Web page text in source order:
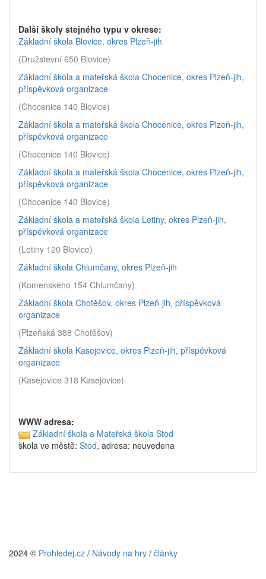
Další školy stejného typu v okrese:
Základní škola Blovice, okres Plzeň-jih
(Družstevní 650 Blovice)
Základní škola a mateřská škola Chocenice, okres Plzeň-jih,
příspěvková organizace
(Chocenice 140 Blovice)
Základní škola a mateřská škola Chocenice, okres Plzeň-jih,
příspěvková organizace
(Chocenice 140 Blovice)
Základní škola a mateřská škola Chocenice, okres Plzeň-jih,
příspěvková organizace
(Chocenice 140 Blovice)
Základní škola a mateřská škola Letiny, okres Plzeň-jih,
příspěvková organizace
(Letiny 120 Blovice)
Základní škola Chlumčany, okres Plzeň-jih
(Komenského 154 Chlumčany)
Základní škola Chotěšov, okres Plzeň-jih, příspěvková
organizace
(Plzeňská 388 Chotěšov)
Základní škola Kasejovice, okres Plzeň-jih, příspěvková
organizace
(Kasejovice 318 Kasejovice)
WWW adresa:
Základní škola a Mateřská škola Stod
škola ve městě: Stod, adresa: neuvedena
2024 © Prohledej.cz / Návody na hry / články